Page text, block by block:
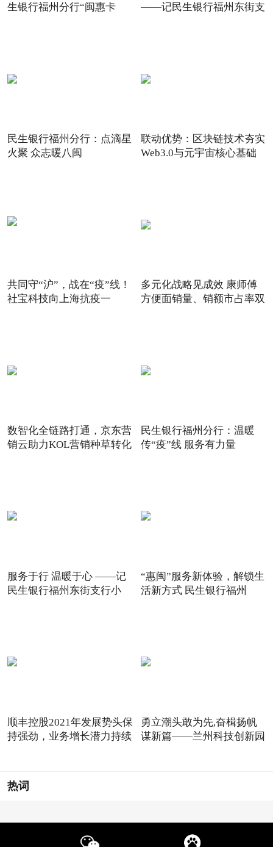
生银行福州分行“闽惠卡
——记民生银行福州东街支
民生银行福州分行：点滴星
火聚 众志暖八闽
联动优势：区块链技术夯实
Web3.0与元宇宙核心基础
共同守“沪”，战在“疫”线！
社宝科技向上海抗疫一
多元化战略见成效 康师傅
方便面销量、销额市占率双
数智化全链路打通，京东营
销云助力KOL营销种草转化
民生银行福州分行：温暖
传“疫”线 服务有力量
服务于行 温暖于心 ——记
民生银行福州东街支行小
“惠闽”服务新体验，解锁生
活新方式 民生银行福州
顺丰控股2021年发展势头保
持强劲，业务增长潜力持续
勇立潮头敢为先,奋楫扬帆
谋新篇——兰州科技创新园
热词